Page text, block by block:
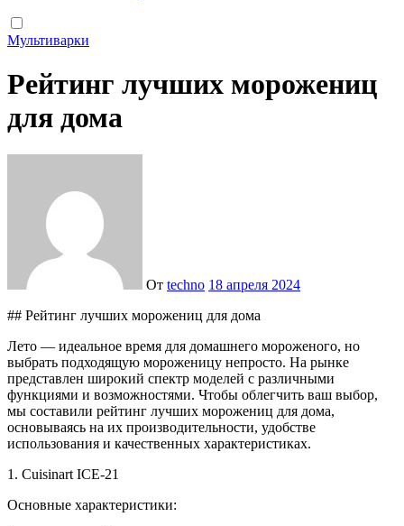
Мультиварки
Рейтинг лучших морожениц
для дома
От techno 18 апреля 2024
## Рейтинг лучших морожениц для дома
Лето — идеальное время для домашнего мороженого, но
выбрать подходящую мороженицу непросто. На рынке
представлен широкий спектр моделей с различными
функциями и возможностями. Чтобы облегчить ваш выбор,
мы составили рейтинг лучших морожениц для дома,
основываясь на их производительности, удобстве
использования и качественных характеристиках.
1. Cuisinart ICE-21
Основные характеристики: